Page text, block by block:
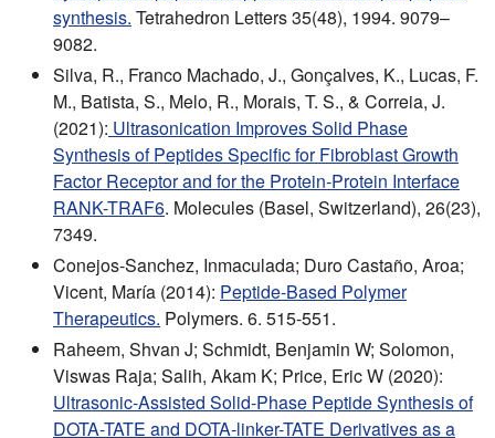
synthesis. Tetrahedron Letters 35(48), 1994. 9079–
9082.
Silva, R., Franco Machado, J., Gonçalves, K., Lucas, F.
M., Batista, S., Melo, R., Morais, T. S., & Correia, J.
(2021): Ultrasonication Improves Solid Phase
Synthesis of Peptides Specific for Fibroblast Growth
Factor Receptor and for the Protein-Protein Interface
RANK-TRAF6. Molecules (Basel, Switzerland), 26(23),
7349.
Conejos-Sanchez, Inmaculada; Duro Castaño, Aroa;
Vicent, María (2014): Peptide-Based Polymer
Therapeutics. Polymers. 6. 515-551.
Raheem, Shvan J; Schmidt, Benjamin W; Solomon,
Viswas Raja; Salih, Akam K; Price, Eric W (2020):
Ultrasonic-Assisted Solid-Phase Peptide Synthesis of
DOTA-TATE and DOTA-linker-TATE Derivatives as a